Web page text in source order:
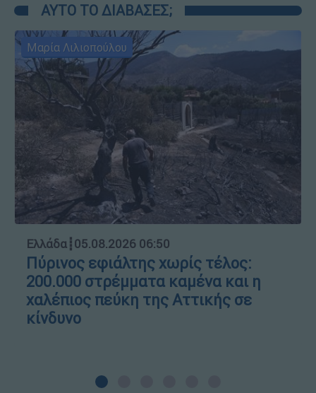
ΑΥΤΟ ΤΟ ΔΙΑΒΑΣΕΣ;
Μαρία Λιλιοπούλου
Ελλάδα┋05.08.2026 06:50
Πύρινος εφιάλτης χωρίς τέλος:
200.000 στρέμματα καμένα και η
χαλέπιος πεύκη της Αττικής σε
κίνδυνο